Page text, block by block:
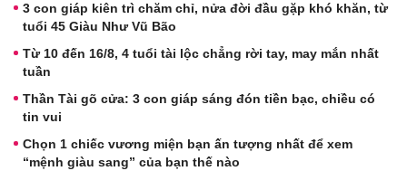
3 con giáp kiên trì chăm chỉ, nửa đời đầu gặp khó khăn, từ
tuổi 45 Giàu Như Vũ Bão
Từ 10 đến 16/8, 4 tuổi tài lộc chẳng rời tay, may mắn nhất
tuần
Thần Tài gõ cửa: 3 con giáp sáng đón tiền bạc, chiều có
tin vui
Chọn 1 chiếc vương miện bạn ấn tượng nhất để xem
“mệnh giàu sang” của bạn thế nào